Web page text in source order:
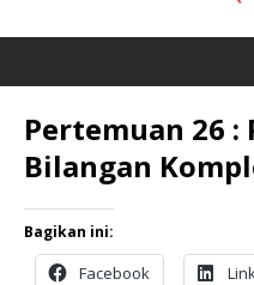
Pertemuan 26 :
Bilangan
Bagikan ini:
Facebook